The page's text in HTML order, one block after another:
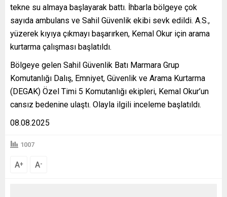
tekne su almaya başlayarak battı. İhbarla bölgeye çok
sayıda ambulans ve Sahil Güvenlik ekibi sevk edildi. A.S.,
yüzerek kıyıya çıkmayı başarırken, Kemal Okur için arama
kurtarma çalışması başlatıldı.
Bölgeye gelen Sahil Güvenlik Batı Marmara Grup
Komutanlığı Dalış, Emniyet, Güvenlik ve Arama Kurtarma
(DEGAK) Özel Timi 5 Komutanlığı ekipleri, Kemal Okur’un
cansız bedenine ulaştı. Olayla ilgili inceleme başlatıldı.
08.08.2025
1007
A+ A-